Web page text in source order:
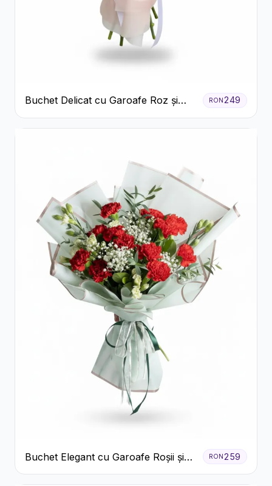
Buchet Delicat cu Garoafe Roz și
Crizanteme Albe
RON249
Buchet Elegant cu Garoafe Roșii și
Floarea Miresei
RON 259